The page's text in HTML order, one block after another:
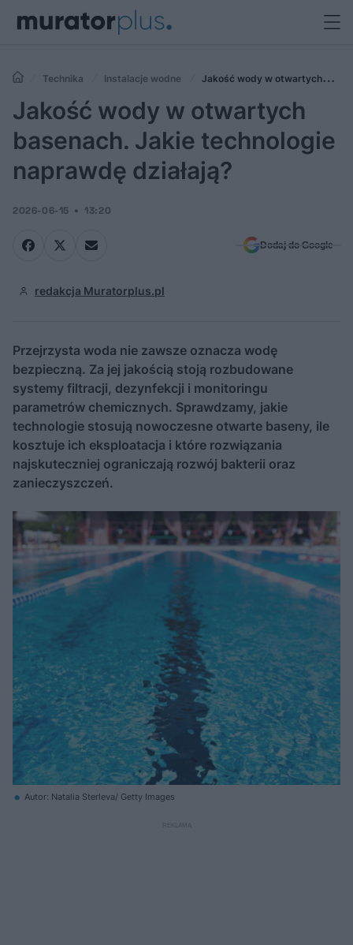
Technika Instalacje wodne
Jakość wody w otwartych
basenach. Jakie technologie naprawdę działają?
Jakość wody w otwartych
basenach. Jakie technologie
naprawdę działają?
2026-06-15 13:20
Dodaj do Google
redakcja Muratorplus.pl
Przejrzysta woda nie zawsze oznacza wodę
bezpieczną. Za jej jakością stoją rozbudowane
systemy filtracji, dezynfekcji i monitoringu
parametrów chemicznych. Sprawdzamy, jakie
technologie stosują nowoczesne otwarte baseny, ile
kosztuje ich eksploatacja i które rozwiązania
najskuteczniej ograniczają rozwój bakterii oraz
zanieczyszczeń.
Autor: Natalia Sterleva/ Getty Images